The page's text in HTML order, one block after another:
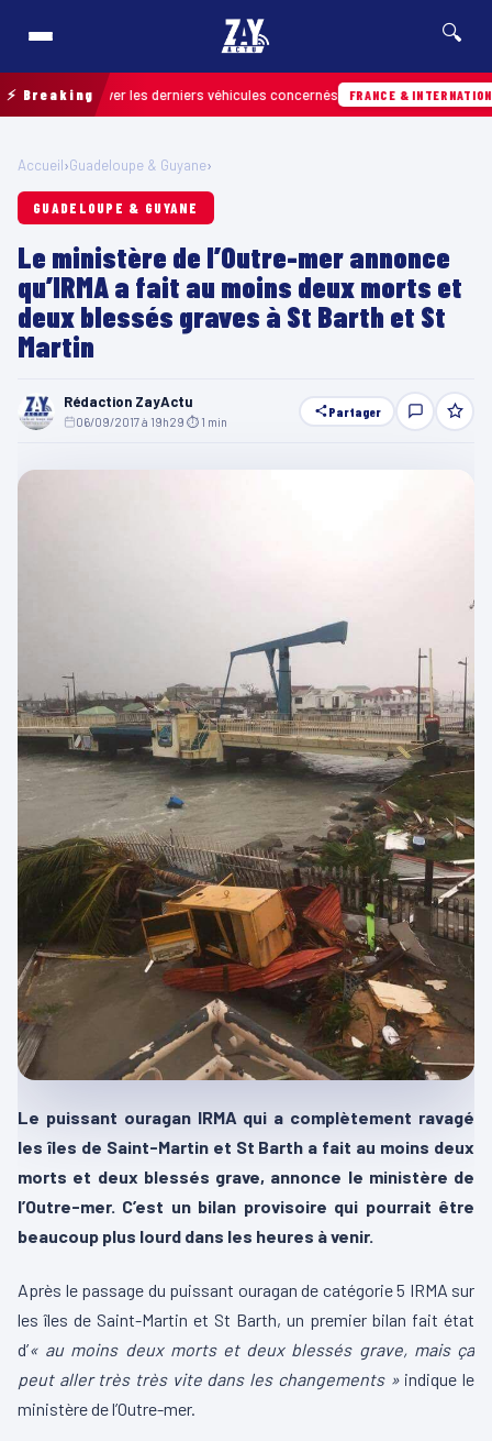
🔍
⚡ Breaking
retrouver les derniers véhicules concernés FRANCE & INTERNATIONALE
Accueil›Guadeloupe & Guyane›
GUADELOUPE & GUYANE
Le ministère de l’Outre-mer annonce
qu’IRMA a fait au moins deux morts et
deux blessés graves à St Barth et St
Martin
Rédaction ZayActu
06/09/2017 à 19h29 ⏱ 1 min
Partager
Le puissant ouragan IRMA qui a complètement ravagé
les îles de Saint-Martin et St Barth a fait au moins deux
morts et deux blessés grave, annonce le ministère de
l’Outre-mer. C’est un bilan provisoire qui pourrait être
beaucoup plus lourd dans les heures à venir.
Après le passage du puissant ouragan de catégorie 5 IRMA sur
les îles de Saint-Martin et St Barth, un premier bilan fait état
d’« au moins deux morts et deux blessés grave, mais ça
peut aller très très vite dans les changements »indique le
ministère de l’Outre-mer.